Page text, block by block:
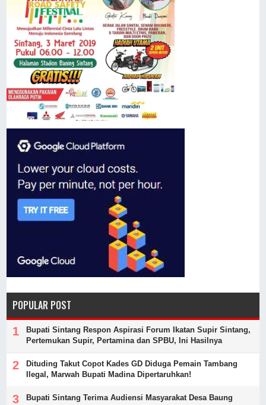
POPULAR POST
Bupati Sintang Respon Aspirasi Forum Ikatan Supir Sintang,
Pertemukan Supir, Pertamina dan SPBU, Ini Hasilnya
Dituding Takut Copot Kades GD Diduga Pemain Tambang
Ilegal, Marwah Bupati Madina Dipertaruhkan!
Bupati Sintang Terima Audiensi Masyarakat Desa Baung